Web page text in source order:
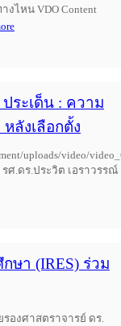
งไหน VDO Content
ระเด็น : ความ
ลังเลือกตั้ง
uploads/video/
ศ.ดร.ประวิต เอราวรรณ์
ษา​ (IRES)​ ร่วม
อง​ศาสตรา​จารย์ ดร.​